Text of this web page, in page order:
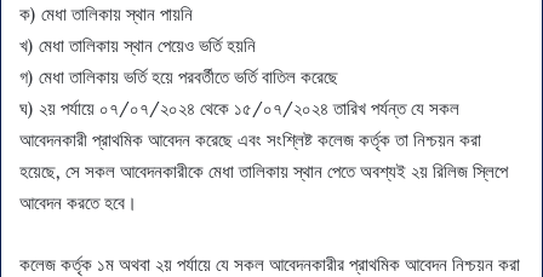
ক) মেধা তালিকায় স্থান পায়নি
খ) মেধা তালিকায় স্থান পেয়েও ভর্তি হয়নি
গ) মেধা তালিকায় ভর্তি হয়ে পরবর্তীতে ভর্তি বাতিল করেছে
ঘ) ২য় পর্যায়ে ০৭/০৭/২০২৪ থেকে ১৫/০৭/২০২৪ তারিখ পর্যন্ত যে সকল
আবেদনকারী প্রাথমিক আবেদন করেছে এবং সংশ্লিষ্ট কলেজ কর্তৃক তা নিশ্চয়ন করা
হয়েছে, সে সকল আবেদনকারীকে মেধা তালিকায় স্থান পেতে অবশ্যই ২য় রিলিজ স্লিপে
আবেদন করতে হবে।
কলেজ কর্তৃক ১ম অথবা ২য় পর্যায়ে যে সকল আবেদনকারীর প্রাথমিক আবেদন নিশ্চয়ন করা